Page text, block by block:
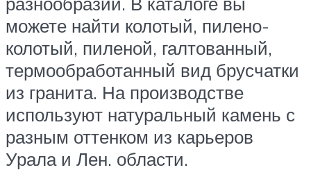
можете найти колотый, пилено-
колотый, пиленой, галтованный,
термообработанный вид брусчатки
из гранита. На производстве
используют натуральный камень с
разным оттенком из карьеров
Урала и Лен. области.